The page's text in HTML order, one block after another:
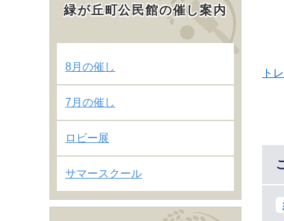
ト
緑が丘町公民館の催し案内
8月の催し
7月の催し
ロビー展
サマースクール